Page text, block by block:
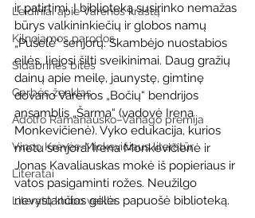
Leidiniai apie Varėnos kraštą
Kilnojamos parodos
Sidabrinės bitės
Garbės ženklas
Adolfo Ramanausko–Vanago premija
Vinco Krėvės-Mickevičiaus literatūr
Literatai
Literatų klubo veikla
ir patirtimi. Į biblioteką susirinko nemažas
būrys valkininkiečių ir globos namų
„Pušelė“ senjorų. Skambėjo nuostabios
eilės, liejosi šilti sveikinimai. Daug gražių
dainų apie meilę, jaunystę, gimtinę
dovano Varėnos „Bočių“ bendrijos
ansamblis „Šarma“ (vadovė Irena
Monkevičienė). Vyko edukacija, kurios
metu senjorai Irena Monkevičienė ir
Jonas Kavaliauskas mokė iš popieriaus ir
vatos pasigaminti rožes. Neužilgo
nevystančios gėlės papuošė biblioteką.